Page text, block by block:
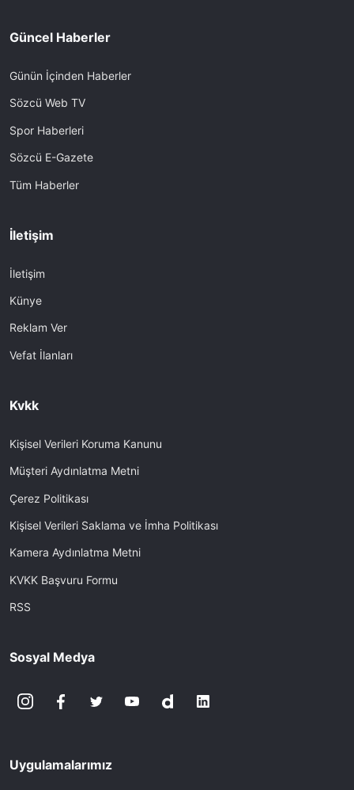
Güncel Haberler
Günün İçinden Haberler
Sözcü Web TV
Spor Haberleri
Sözcü E-Gazete
Tüm Haberler
İletişim
İletişim
Künye
Reklam Ver
Vefat İlanları
Kvkk
Kişisel Verileri Koruma Kanunu
Müşteri Aydınlatma Metni
Çerez Politikası
Kişisel Verileri Saklama ve İmha Politikası
Kamera Aydınlatma Metni
KVKK Başvuru Formu
RSS
Sosyal Medya
Uygulamalarımız